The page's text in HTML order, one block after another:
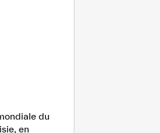
du
en